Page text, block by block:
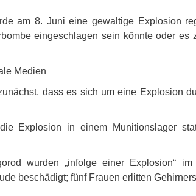
am 8. Juni eine gewaltige Explosion
eingeschlagen sein könnte oder es
Medien
dass es sich um eine Explosion
Explosion in einem Munitionslager
wurden „infolge einer Explosion“
beschädigt; fünf Frauen erlitten